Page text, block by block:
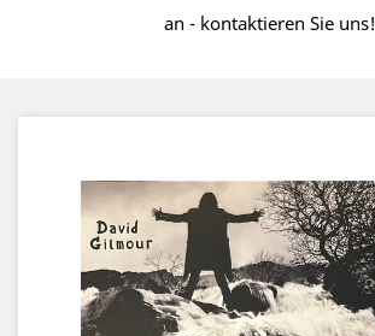
an - kontaktieren Sie uns!